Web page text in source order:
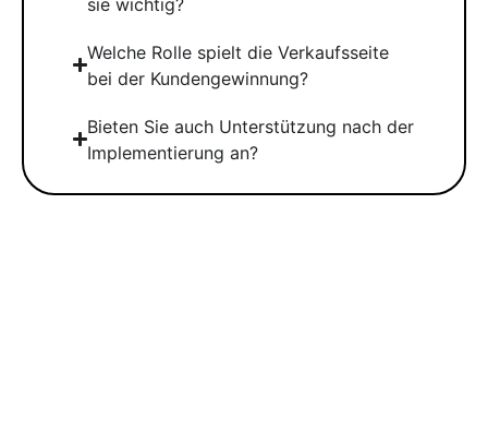
Welche Rolle spielt die Verkaufsseite
bei der Kundengewinnung?
Bieten Sie auch Unterstützung nach der
Implementierung an?